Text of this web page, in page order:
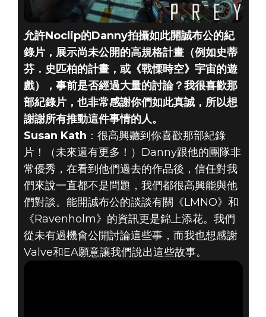
允許Noclip的Danny拍攝如此開誠布公的紀
錄片，展示尚未公開的高規格計畫（例如史蒂
芬．史匹柏的計畫，或《戰慄時空》宇宙的遊
戲），事前是否經過大量的討論？我很喜歡那
部紀錄片，也非常感謝你們如此真誠，所以想
謝謝所有推動這件事情的人。
Susan Kath ：很高興聽到你喜歡那部紀錄
片！（未來還有更多！）Danny跟他的團隊非
常優秀，在看到他們過去的作品後，信任對我
們來說一直都不是問題，我們都很高興能與他
們對談。能開誠布公的談談有關《LMNO》和
《Ravenholm》的資訊更是錦上添花。我們
從未有過機會公開討論這些事，而我也想感謝
Valve和EA願意讓我們說出這些故事。